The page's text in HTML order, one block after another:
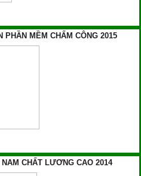
PHẦN MỀM CHẤM CÔNG 2015
CHẤT LƯƠNG CAO 2014